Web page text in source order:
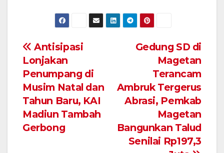
Navigasi
pos
Gedung SD di
Magetan
Terancam
Ambruk Tergerus
Abrasi, Pemkab
Magetan
Bangunkan Talud
Senilai Rp197,3
Antisipasi
Lonjakan
Penumpang di
Musim Natal dan
Tahun Baru, KAI
Madiun Tambah
Gerbong